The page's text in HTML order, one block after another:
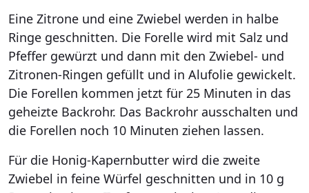
Eine Zitrone und eine Zwiebel werden in halbe
Ringe geschnitten. Die Forelle wird mit Salz und
Pfeffer gewürzt und dann mit den Zwiebel- und
Zitronen-Ringen gefüllt und in Alufolie gewickelt.
Die Forellen kommen jetzt für 25 Minuten in das
geheizte Backrohr. Das Backrohr ausschalten und
die Forellen noch 10 Minuten ziehen lassen.
Für die Honig-Kapernbutter wird die zweite
Zwiebel in feine Würfel geschnitten und in 10 g